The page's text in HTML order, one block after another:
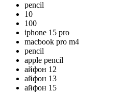
pencil
10
100
iphone 15 pro
macbook pro m4
pencil
apple pencil
айфон 12
айфон 13
айфон 15